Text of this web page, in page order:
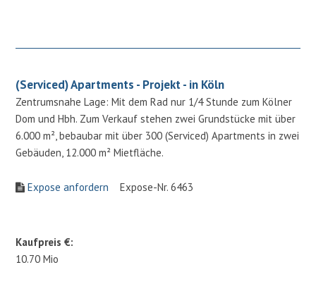
(Serviced) Apartments - Projekt - in Köln
Zentrumsnahe Lage: Mit dem Rad nur 1/4 Stunde zum Kölner
Dom und Hbh. Zum Verkauf stehen zwei Grundstücke mit über
6.000 m², bebaubar mit über 300 (Serviced) Apartments in zwei
Gebäuden, 12.000 m² Mietfläche.
Expose anfordern Expose-Nr. 6463
Kaufpreis €:
10.70 Mio